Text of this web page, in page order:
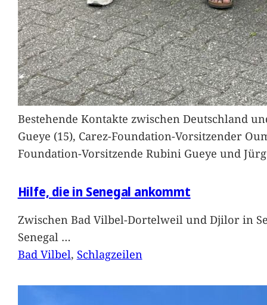
Bestehende Kontakte zwischen Deutschland
Gueye (15), Carez-Foundation-Vorsitzender
Foundation-Vorsitzende Rubini Gueye und
Hilfe, die in Senegal ankommt
Zwischen Bad Vilbel-Dortelweil und Djilor in
Senegal …
Bad Vilbel, Schlagzeilen